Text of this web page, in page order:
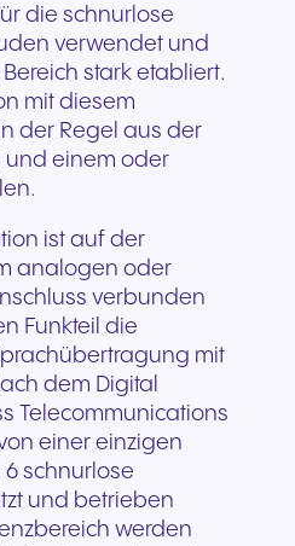
die schnurlose
verwendet und
stark etabliert.
mit diesem
der Regel aus der
und einem oder
ist auf der
analogen oder
verbunden
Funkteil die
mit
dem Digital
Telecommunications
einer einzigen
6 schnurlose
und betrieben
werden